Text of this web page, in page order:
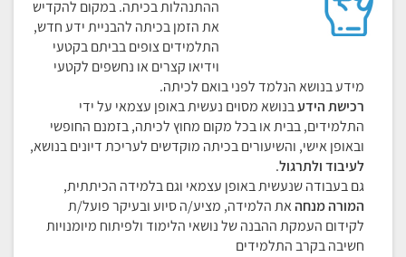
ההתנהלות בכיתה. במקום להקדיש
את הזמן בכיתה להבניית ידע חדש,
התלמידים צופים בביתם בקטעי
וידיאו קצרים או נחשפים לקטעי
מידע בנושא הנלמד לפני בואם לכיתה.
רכישת הידעבנושא מסוים נעשית באופן עצמאי על ידי
התלמידים, בבית או בכל מקום מחוץ לכיתה, בזמנם החופשי
ובאופן אישי, והשיעורים בכיתה מוקדשים לעריכת דיונים בנושא,
לעיבוד ולתרגול.
גם בעבודה שנעשית באופן עצמאי וגם בלמידה הכיתתית,
המורה מנחהאת הלמידה, מציע/ה סיוע ובעיקר פועל/ת
לקידום העמקת ההבנה של נושאי הלימוד ולפיתוח מיומנויות
חשיבה בקרב התלמידים